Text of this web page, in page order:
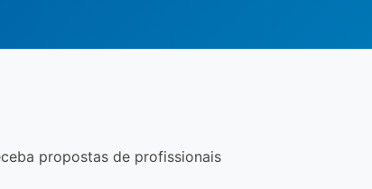
propostas de profissionais